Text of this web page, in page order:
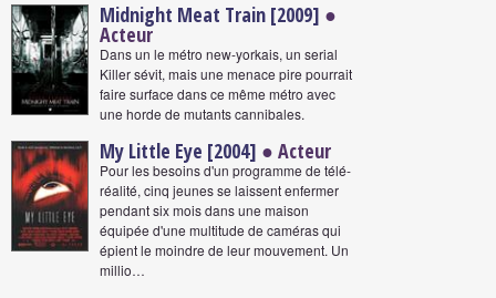
Midnight Meat Train [2009] ●
Acteur
Dans un le métro new-yorkais, un serial
Killer sévit, mais une menace pire pourrait
faire surface dans ce même métro avec
une horde de mutants cannibales.
My Little Eye [2004] ● Acteur
Pour les besoins d'un programme de télé-
réalité, cinq jeunes se laissent enfermer
pendant six mois dans une maison
équipée d'une multitude de caméras qui
épient le moindre de leur mouvement. Un
millio…